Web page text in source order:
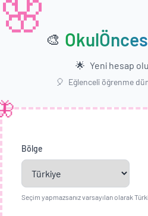
🌸 🎨
🌟 Yeni hesap
🎈 Eğlenceli öğrenme
Bölge
Seçim yapmazsanız varsayılan olarak